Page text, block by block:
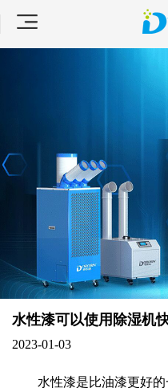
水性漆可以使用除湿机
2023-01-03
水性漆是比油漆更好